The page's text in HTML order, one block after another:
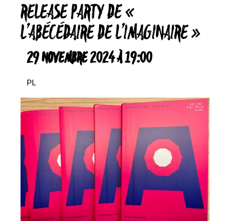
RELEASE PARTY DE «
L’ABÉCÉDAIRE DE L’IMAGINAIRE »
29 NOVEMBRE 2024 À 19:00
PL